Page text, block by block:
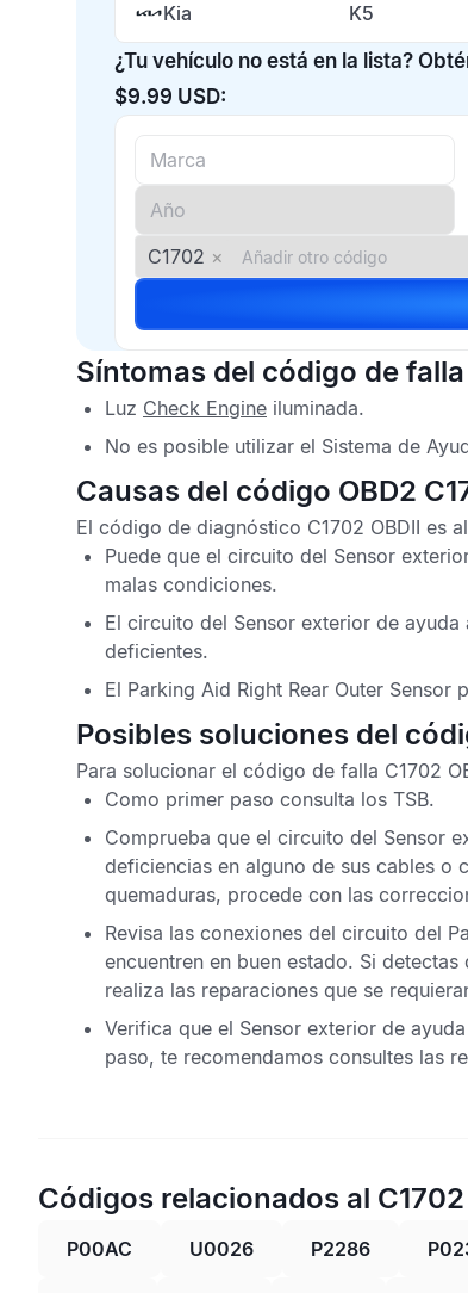
Kia K5
¿Tu vehículo no está en la lista?
$9.99 USD:
C1702 ×
Síntomas del código de falla
Luz Check Engine iluminada.
No es posible utilizar el Sistema de
Causas del código OBD2
El código de diagnóstico C1702 OBDII es
Puede que el circuito del Sensor
malas condiciones.
El circuito del Sensor exterior de
deficientes.
El Parking Aid Right Rear Outer Sensor
Posibles soluciones del
Para solucionar el código de falla C1702
Como primer paso consulta los TSB.
Comprueba que el circuito del Sensor
deficiencias en alguno de sus cables o
quemaduras, procede con las
Revisa las conexiones del circuito del
encuentren en buen estado. Si
realiza las reparaciones que se
Verifica que el Sensor exterior de
paso, te recomendamos consultes las
Códigos relacionados al C1702
P00AC U0026 P2286